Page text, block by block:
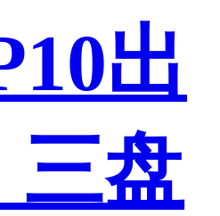
出
三盘